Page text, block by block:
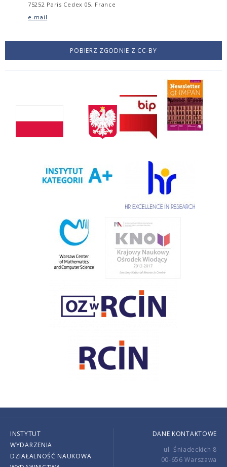
75252 Paris Cedex 05, France
e-mail
POBIERZ ZGODNIE Z CC-BY
INSTYTUT
WYDARZENIA
DZIAŁALNOŚĆ NAUKOWA
DANE KONTAKTOWE
ul. Śniadeckich 8
00-656 Warszawa